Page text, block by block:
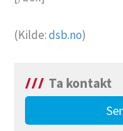
(Kilde:dsb.no)
Ta kontakt